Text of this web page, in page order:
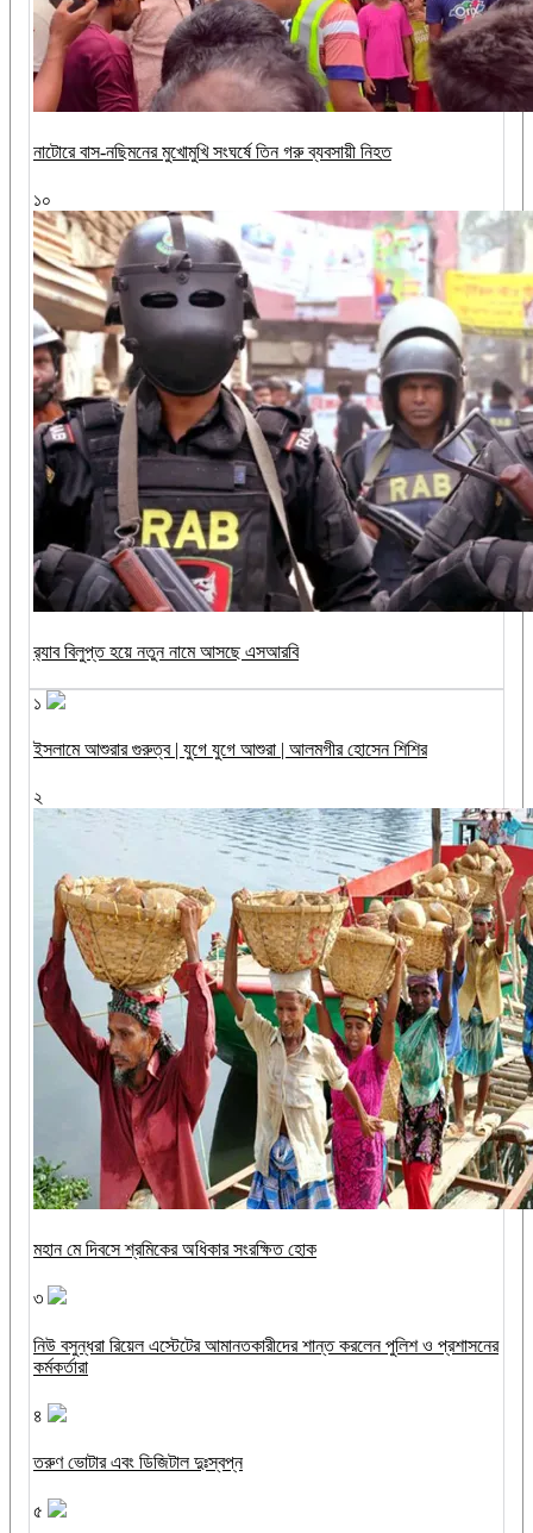
নাটোরে বাস-নছিমনের মুখোমুখি সংঘর্ষে তিন গরু ব্যবসায়ী নিহত
১০
র‍্যাব বিলুপ্ত হয়ে নতুন নামে আসছে এসআরবি
১
ইসলামে আশুরার গুরুত্ব | যুগে যুগে আশুরা | আলমগীর হোসেন শিশির
২
মহান মে দিবসে শ্রমিকের অধিকার সংরক্ষিত হোক
৩
নিউ বসুন্ধরা রিয়েল এস্টেটের আমানতকারীদের শান্ত করলেন পুলিশ ও প্রশাসনের
কর্মকর্তারা
৪
তরুণ ভোটার এবং ডিজিটাল দুঃস্বপ্ন
৫